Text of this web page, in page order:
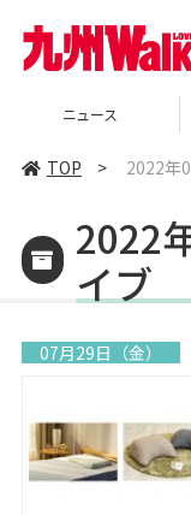
ニュース
TOP > 2022年
2022
イブ
07月29日（金）